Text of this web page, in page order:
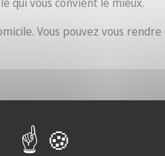
Vous pouvez vous
parentale et qui a